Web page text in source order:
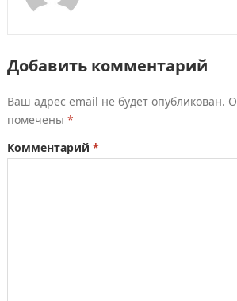
Добавить комментарий
Ваш адрес email не будет опубликован.
помечены *
Комментарий *